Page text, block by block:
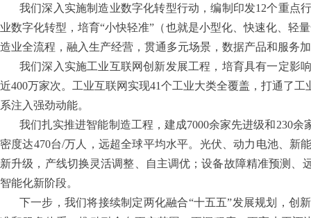
我们深入实施制造业数字化转型行动，编制印发12个重点
业数字化转型，培育“小快轻准”（也就是小型化、快速化、轻
造业全流程，融入生产经营，贯通多元场景，数据产品和服务
我们深入实施工业互联网创新发展工程，培育具有一定影
近400万家次。工业互联网实现41个工业大类全覆盖，打通了
系注入强劲动能。
我们扎实推进智能制造工程，建成7000余家先进级和230
密度达470台/万人，远超全球平均水平。光伏、动力电池、
新升级，产线切换灵活调整、自主调优；设备故障精准预测
智能化新阶段。
下一步，我们将接续制定两化融合“十五五”发展规划，创